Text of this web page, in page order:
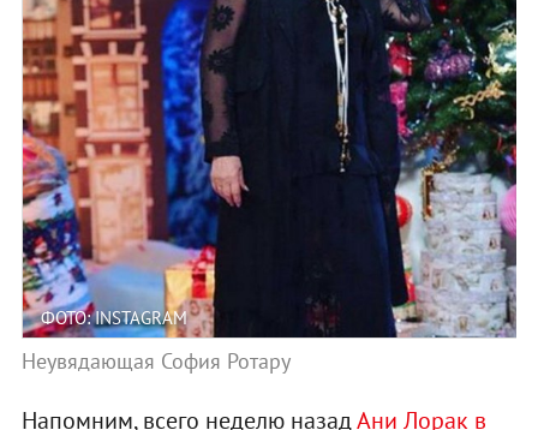
ФОТО: INSTAGRAM
Неувядающая София Ротару
Напомним, всего неделю назадАни Лорак в